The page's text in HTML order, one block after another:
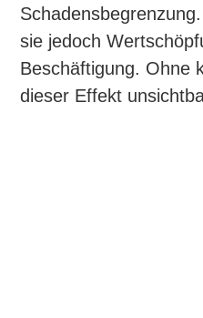
sie jedoch
Beschäftigung. Ohne
dieser Effekt